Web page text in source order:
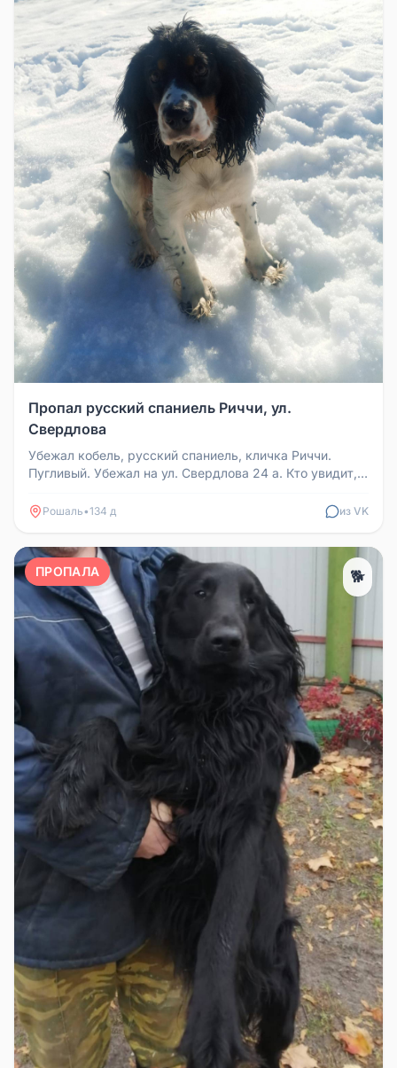
Пропал русский спаниель Риччи, ул.
Свердлова
Убежал кобель, русский спаниель, кличка Риччи.
Пугливый. Убежал на ул. Свердлова 24 а. Кто увидит,
Рошаль•134 д из VK
ПРОПАЛА 🐕